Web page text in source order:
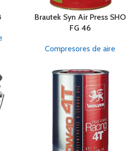
Brautek Syn Air Press SHO
FG 46
Compresores de aire